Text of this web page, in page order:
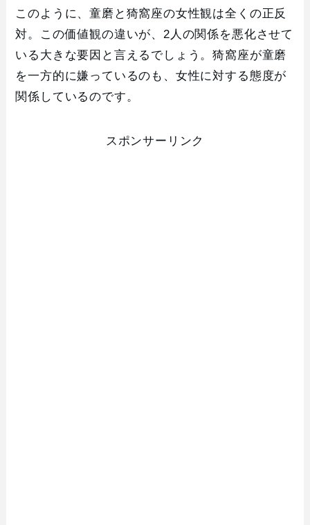
このように、童磨と猗窩座の女性観は全くの正反
対。この価値観の違いが、2人の関係を悪化させて
いる大きな要因と言えるでしょう。猗窩座が童磨
を一方的に嫌っているのも、女性に対する態度が
関係しているのです。
スポンサーリンク